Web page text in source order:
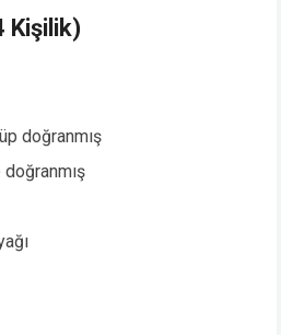
Kişilik)
doğranmış